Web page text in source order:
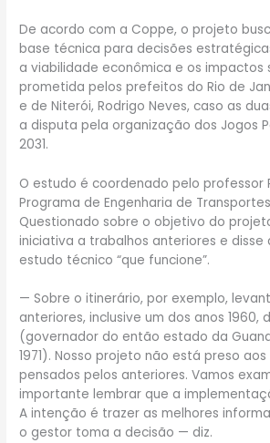
De acordo com a Coppe, o projeto
base técnica para decisões
a viabilidade econômica e os impactos
prometida pelos prefeitos do Rio de
e de Niterói, Rodrigo Neves, caso as
a disputa pela organização dos Jogos
2031.
O estudo é coordenado pelo professor
Programa de Engenharia de
Questionado sobre o objetivo do
iniciativa a trabalhos anteriores e disse
estudo técnico “que funcione”.
— Sobre o itinerário, por exemplo,
anteriores, inclusive um dos anos 1960,
(governador do então estado da
1971). Nosso projeto não está preso
pensados pelos anteriores. Vamos
importante lembrar que a
A intenção é trazer as melhores
o gestor toma a decisão — diz.